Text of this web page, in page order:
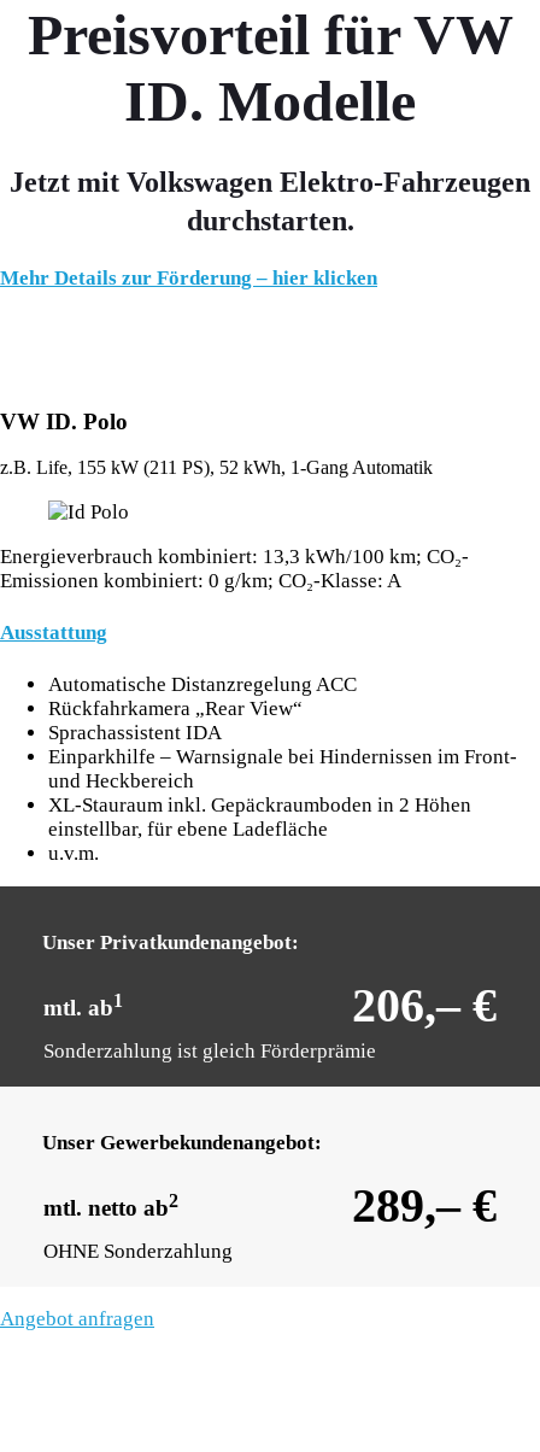
Preisvorteil für VW
ID. Modelle
Jetzt mit Volkswagen Elektro-Fahrzeugen
durchstarten.
Mehr Details zur Förderung – hier klicken
VW ID. Polo
z.B. Life, 155 kW (211 PS), 52 kWh, 1-Gang Automatik
Energieverbrauch kombiniert: 13,3 kWh/100 km; CO₂-
Emissionen kombiniert: 0 g/km; CO₂-Klasse: A
Ausstattung
Automatische Distanzregelung ACC
Rückfahrkamera „Rear View“
Sprachassistent IDA
Einparkhilfe – Warnsignale bei Hindernissen im Front-
und Heckbereich
XL-Stauraum inkl. Gepäckraumboden in 2 Höhen
einstellbar, für ebene Ladefläche
u.v.m.
Unser Privatkundenangebot:
mtl. ab1 206,– €
Sonderzahlung ist gleich Förderprämie
Unser Gewerbekundenangebot:
mtl. netto ab2 289,– €
OHNE Sonderzahlung
Angebot anfragen